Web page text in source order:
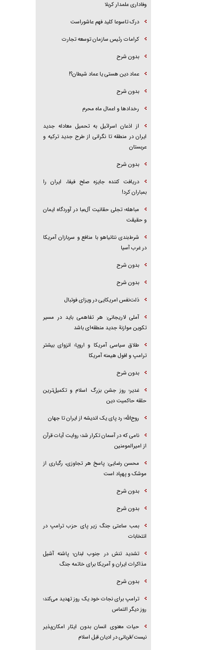
وفاداری علمدار کربلا
درک تاسوعا کلید فهم عاشوراست
کرامات رئیس سازمان توسعه تجارت
بدون شرح
عماد دین هستی یا عماد شیطان؟!
بدون شرح
رخداد‌ها و اعمال ماه محرم
از اذعان اسرائیل به تحمیل معادله جدید
ایران در منطقه تا نگرانی از طرح جدید ترکیه و
عربستان
بدون شرح
دریافت کننده جایزه صلح فیفا، ایران را
بمباران کرد!
مباهله؛ تجلی حقانیت آل‌عبا در آوردگاه ایمان
و حقیقت
شرط‌بندی نتانیاهو با منافع و سربازان آمریکا
در غرب آسیا
بدون شرح
بدون شرح
ذلت‌نفس امریکایی در ویزای فوتبال
آملی لاریجانی: هر تفاهمی باید در مسیر
تکوین موازنۀ جدید منطقه‌ای باشد
طلاق سیاسی آمریکا و اروپا؛ انزوای بیشتر
ترامپ و افول هیمنه آمریکا
بدون شرح
غدیر؛ روز جشن بزرگ اسلام و تکمیل‌ترین
حلقه حاکمیت دین
روح‌الله؛ رد پای یک اندیشه از ایران تا جهان
نامی که در آسمان تکرار شد؛ روایت آیات قرآن
از امیرالمومنین
محسن رضایی: پاسخ هر تجاوزی، رگباری از
موشک و پهپاد است
بدون شرح
بدون شرح
بمب ساعتی جنگ زیر پای حزب ترام‍پ در
انتخابات
تشدید تنش در جنوب لبنان؛ پاشنه آشیل
مذاکرات ایران و آمریکا برای خاتمه جنگ
بدون شرح
ترامپ برای نجات خود یک روز تهدید می‌کند؛
روز دیگر التماس
حیات معنوی انسان بدون ایثار امکان‌پذیر
نیست/قربانی در ادیان قبل اسلام